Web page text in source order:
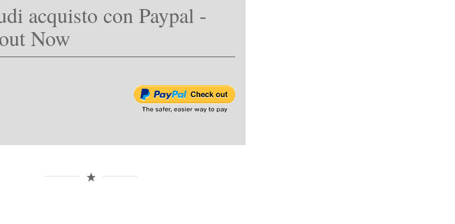
acquisto con Paypal -
Now